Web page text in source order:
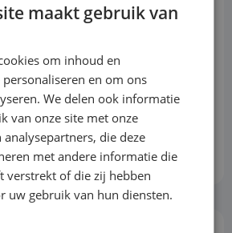
Benzine
1,143 kg
1.000kg
998 cm³
ENGLISH
maakt gebruik van
om inhoud en
en om ons
We delen ook informatie
van onze site met onze
die deze
met andere informatie die
verstrekt of die zij hebben
uw gebruik van hun diensten.